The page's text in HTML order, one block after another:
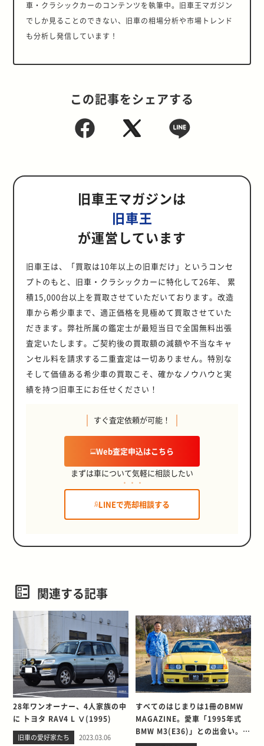
車・クラシックカーのコンテンツを執筆中。旧車王マガジン
でしか見ることのできない、旧車の相場分析や市場トレンド
も分析し発信しています！
この記事をシェアする
旧車王マガジンは
旧車王
が運営しています
旧車王は、「買取は10年以上の旧車だけ」というコンセ
プトのもと、旧車・クラシックカーに特化して26年、 累
積15,000台以上を買取させていただいております。改造
車から希少車まで、適正価格を見極めて買取させていた
だきます。弊社所属の鑑定士が最短当日で全国無料出張
査定いたします。ご契約後の買取額の減額や不当なキャ
ンセル料を請求する二重査定は一切ありません。特別な
そして価値ある希少車の買取こそ、確かなノウハウと実
績を持つ旧車王にお任せください！
すぐ査定依頼が可能！
Web査定申込はこちら
まずは車について気軽に相談したい
LINEで売却相談する
関連する記事
28年ワンオーナー、4人家族の中
に トヨタ RAV4 L Ⅴ(1995)
旧車の愛好家たち 2023.03.06
すべてのはじまりは1冊のBMW
MAGAZINE。愛車「1995年式
BMW M3(E36)」との出会い。そ
して別れを考える